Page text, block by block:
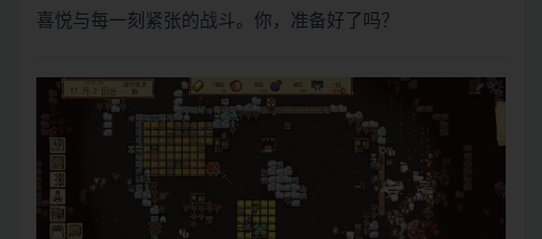
喜悦与每一刻紧张的战斗。你，准备好了吗？